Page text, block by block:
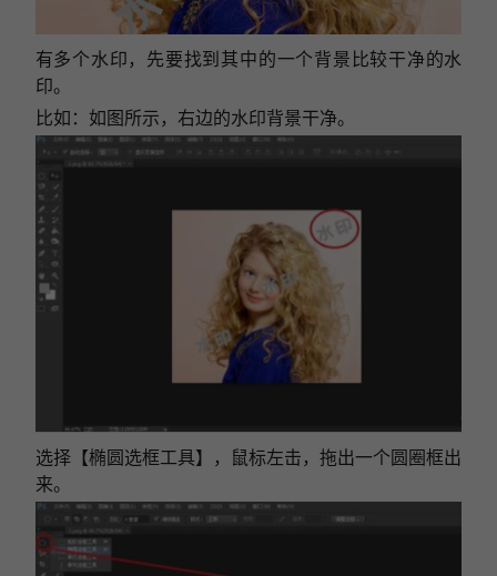
有多个水印，先要找到其中的一个背景比较干净的水
印。
比如：如图所示，右边的水印背景干净。
选择【椭圆选框工具】，鼠标左击，拖出一个圆圈框出
来。